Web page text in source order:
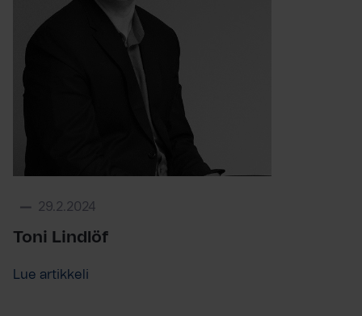
29.2.2024
Toni Lindlöf
Lue artikkeli